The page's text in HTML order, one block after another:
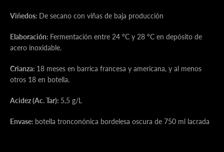
Viñedos: De secano con viñas de baja producción
Elaboración: Fermentación entre 24 ºC y 28 ºC en depósito de
acero inoxidable.
Crianza: 18 meses en barrica francesa y americana, y al menos
otros 18 en botella.
Acidez (Ac. Tar): 5,5 g/L
Envase: botella tronconónica bordelesa oscura de 750 ml lacrada